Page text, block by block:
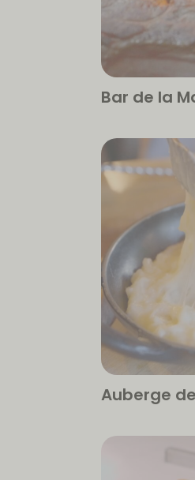
Bar de la
Auberge